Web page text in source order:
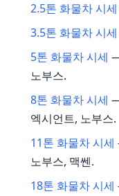
2.5톤 화물차 시세
3.5톤 화물차 시세
5톤 화물차 시세
노부스.
8톤 화물차 시세
엑시언트, 노부스.
11톤 화물차 시세
노부스, 맥쎈.
18톤 화물차 시세